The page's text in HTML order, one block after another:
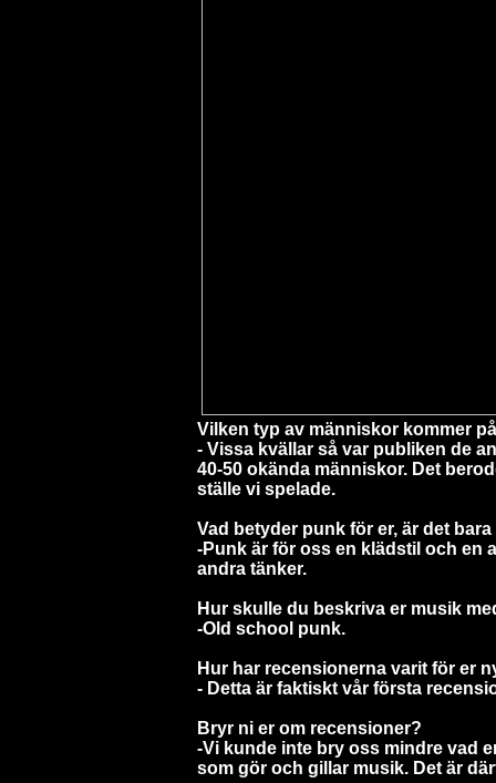
Vilken typ av människor kommer
- Vissa kvällar så var publiken de
40-50 okända människor. Det
ställe vi spelade.
Vad betyder punk för er, är det
-Punk är för oss en klädstil och en
andra tänker.
Hur skulle du beskriva er musik
-Old school punk.
Hur har recensionerna varit för er
- Detta är faktiskt vår första
Bryr ni er om recensioner?
-Vi kunde inte bry oss mindre vad
som gör och gillar musik. Det är